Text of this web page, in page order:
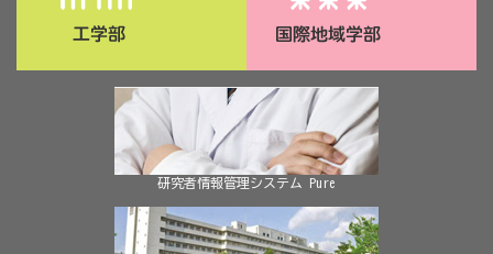
研究者情報管理システム Pure